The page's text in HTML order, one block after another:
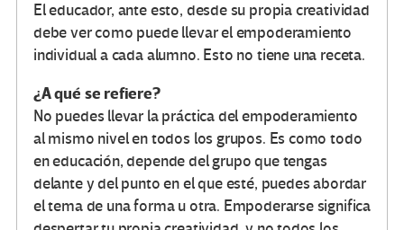
El educador, ante esto, desde su propia creatividad
debe ver como puede llevar el empoderamiento
individual a cada alumno. Esto no tiene una receta.
¿A qué se refiere?
No puedes llevar la práctica del empoderamiento
al mismo nivel en todos los grupos. Es como todo
en educación, depende del grupo que tengas
delante y del punto en el que esté, puedes abordar
el tema de una forma u otra. Empoderarse significa